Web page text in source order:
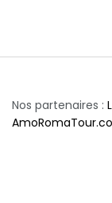
Nos partenaires :